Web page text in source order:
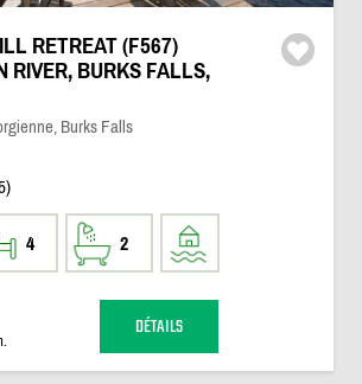
RETREAT (F567)
RIVER, BURKS FALLS,
Burks Falls
4 2
DÉTAILS